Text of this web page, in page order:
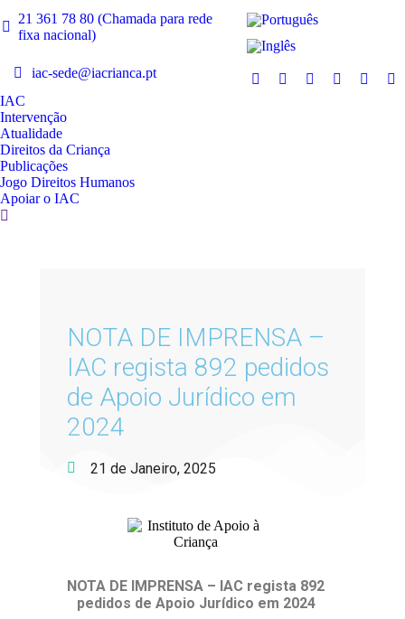
21 361 78 80 (Chamada para rede
fixa nacional)
iac-sede@iacrianca.pt
IAC
Intervenção
Atualidade
Direitos da Criança
Publicações
Jogo Direitos Humanos
Apoiar o IAC
NOTA DE IMPRENSA –
IAC regista 892 pedidos
de Apoio Jurídico em
2024
21 de Janeiro, 2025
NOTA DE IMPRENSA – IAC regista 892
pedidos de Apoio Jurídico em 2024